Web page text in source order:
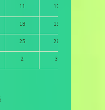
11 12
18 19
25 26
2 3